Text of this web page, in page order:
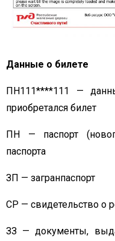
Данные о билете
ПН111****111 —
приобретался билет
ПН — паспорт
паспорта
ЗП — загранпаспорт
СР — свидетельство о
ЗЗ — документы,